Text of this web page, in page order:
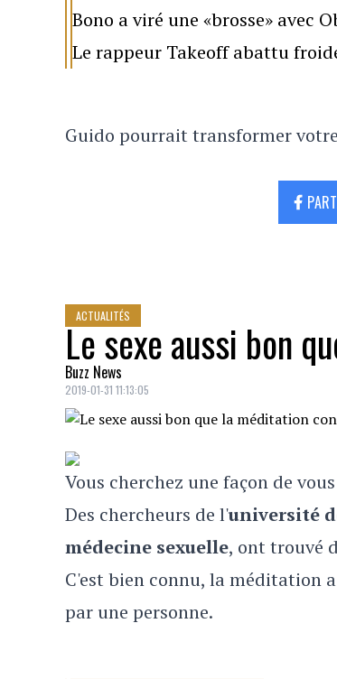
Bono a viré une «brosse» avec
Le rappeur Takeoff abattu
Guido pourrait transformer
ACTUALITÉS
Le sexe aussi bon
Buzz News
2019-01-31 11:13:05
Vous cherchez une façon de
Des chercheurs de l'université
médecine sexuelle, ont trouvé
C'est bien connu, la méditation
par une personne.